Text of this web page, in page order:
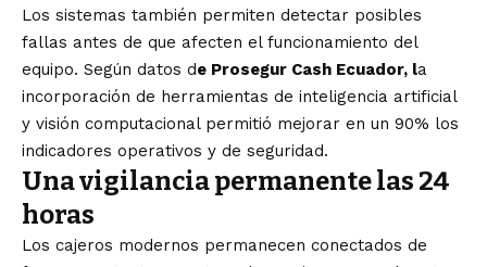
Los sistemas también permiten detectar posibles
fallas antes de que afecten el funcionamiento del
equipo. Según datos de Prosegur Cash Ecuador, la
incorporación de herramientas de inteligencia artificial
y visión computacional permitió mejorar en un 90% los
indicadores operativos y de seguridad.
Una vigilancia permanente las 24
horas
Los cajeros modernos permanecen conectados de